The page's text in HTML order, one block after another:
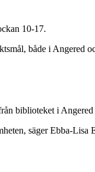
10-17.
både i Angered
biblioteket i
säger Ebba-Lisa